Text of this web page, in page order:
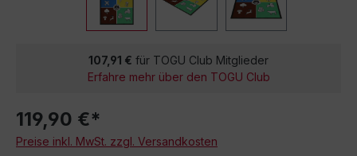
107,91 € für TOGU Club Mitglieder
Erfahre mehr über den TOGU Club
119,90 €*
Preise inkl. MwSt. zzgl. Versandkosten